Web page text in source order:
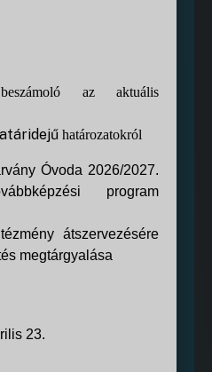
az aktuális
határozatokról
Óvoda 2026/2027.
program
átszervezésére
megtárgyalása
23.